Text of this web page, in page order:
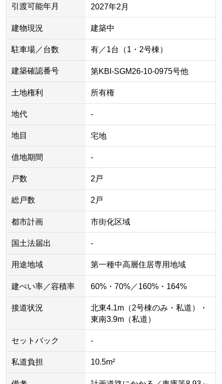
引渡可能年月 2027年2月
建物現況 建築中
駐車場／台数 有／1台（1・2号棟）
建築確認番号 第KBI-SGM26-10-0975号他
土地権利 所有権
地代 -
地目 宅地
借地期間 -
戸数 2戸
総戸数 2戸
都市計画 市街化区域
国土法届出 -
用途地域 第一種中高層住居専用地域
建ぺい率／容積率 60%・70%／160%・164%
接道状況
北東4.1m（2号棟のみ・私道）・
東南3.9m（私道）
セットバック -
私道負担 10.5m²